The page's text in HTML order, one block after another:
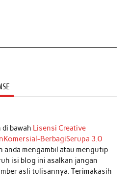
bawah Lisensi Creative
BerbagiSerupa 3.0
anda mengambil atau mengutip
isi blog ini asalkan jangan
asli tulisannya. Terimakasih